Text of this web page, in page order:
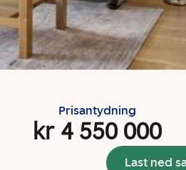
Prisantydning
kr 4 550 000
Last ned